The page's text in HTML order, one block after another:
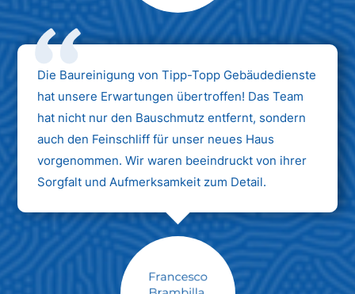
Max Mustermann
Unternehmen AG
Die Baureinigung von Tipp-Topp Gebäudedienste
hat unsere Erwartungen übertroffen! Das Team
hat nicht nur den Bauschmutz entfernt, sondern
auch den Feinschliff für unser neues Haus
vorgenommen. Wir waren beeindruckt von ihrer
Sorgfalt und Aufmerksamkeit zum Detail.